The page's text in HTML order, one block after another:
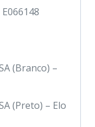
(Branco) –
(Preto) – Elo